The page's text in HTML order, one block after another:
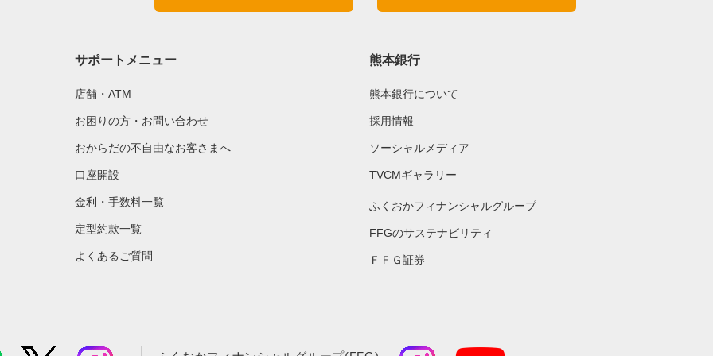
サポートメニュー
店舗・ATM
お困りの方・お問い合わせ
おからだの不自由なお客さまへ
口座開設
金利・手数料一覧
定型約款一覧
よくあるご質問
熊本銀行
熊本銀行について
採用情報
ソーシャルメディア
TVCMギャラリー
ふくおかフィナンシャルグループ
FFGのサステナビリティ
ＦＦＧ証券